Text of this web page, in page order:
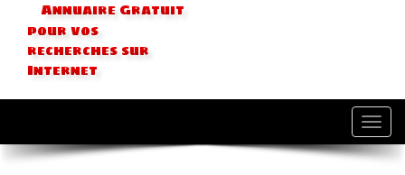
Annuaire Gratuit
pour vos
recherches sur
Internet